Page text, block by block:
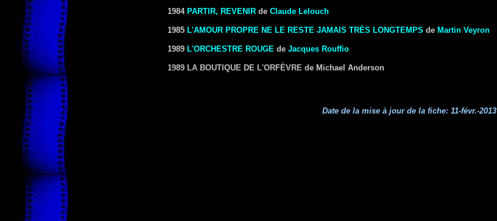
1984 PARTIR, REVENIR de Claude Lelouch
1985 L'AMOUR PROPRE NE LE RESTE JAMAIS TRÈS LONGTEMPS de Martin Veyron
1989 L'ORCHESTRE ROUGE de Jacques Rouffio
1989 LA BOUTIQUE DE L'ORFÈVRE de Michael Anderson
Date de la mise à jour de la fiche: 11-févr.-2013